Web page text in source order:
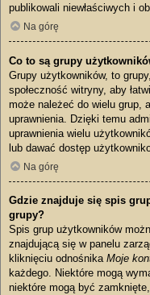
publikowali niewłaściwych i
Na górę
Co to są grupy
Grupy użytkowników, to
społeczność witryny, aby
może należeć do wielu grup,
uprawnienia. Dzięki temu
uprawnienia wielu
lub dawać dostęp
Na górę
Gdzie znajduje się spis
grupy?
Spis grup użytkowników
znajdującą się w panelu
kliknięciu odnośnika Moje
każdego. Niektóre mogą
niektóre mogą być